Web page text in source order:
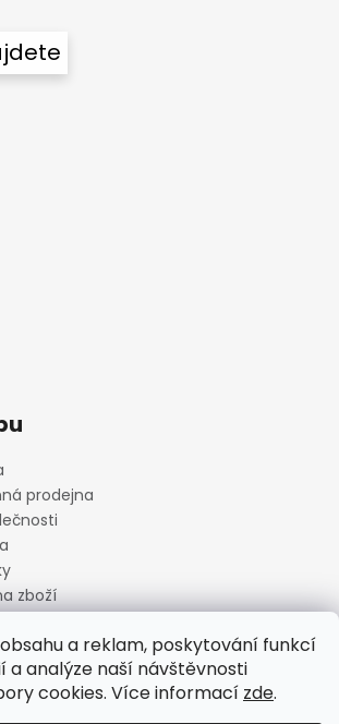
a reklam, poskytování funkcí
a analýze naší návštěvnosti
cookies. Více informací zde.
prodejna
zboží
cookies